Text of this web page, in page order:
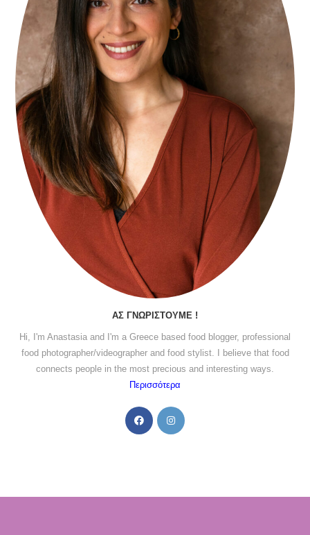
ΑΣ ΓΝΩΡΙΣΤΟΎΜΕ !
Hi, I'm Anastasia and I'm a Greece based food blogger, professional
food photographer/videographer and food stylist. I believe that food
connects people in the most precious and interesting ways.
Περισσότερα